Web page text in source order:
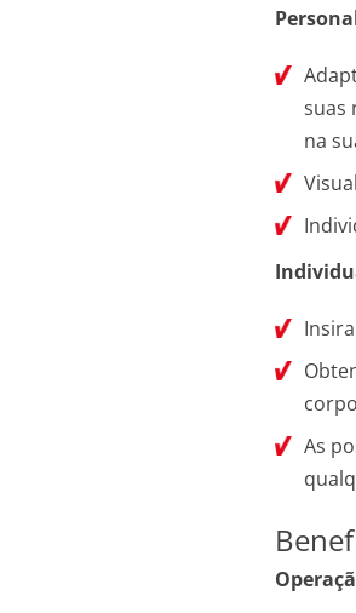
suas
na
As